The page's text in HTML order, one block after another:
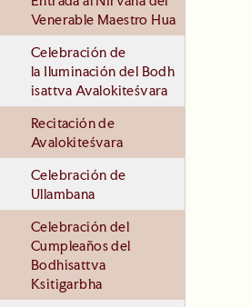
Venerable Maestro Hua
Celebración de
la Iluminación del Bodh
isattva Avalokiteśvara
Recitación de
Avalokiteśvara
Celebración de
Ullambana
Celebración del
Cumpleaños del
Bodhisattva
Ksitigarbha